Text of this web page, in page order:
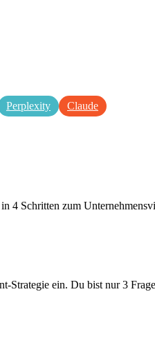
Perplexity Claude
4 Schritten zum
Strategie ein. Du bist nur 3